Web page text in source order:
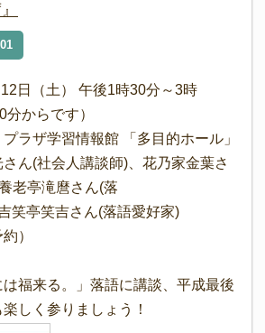
日（土） 午後1時30分～3時
からです）
ラザ学習情報館 「多目的ホール」
ん(社会人講談師)、花乃家金葉さ
老亭滝麿さん(落
亭笑吉さん(落語愛好家)
）
福来る。」落語に講談、平成最後
しく参りましょう！